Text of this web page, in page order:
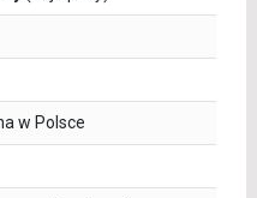
w Polsce